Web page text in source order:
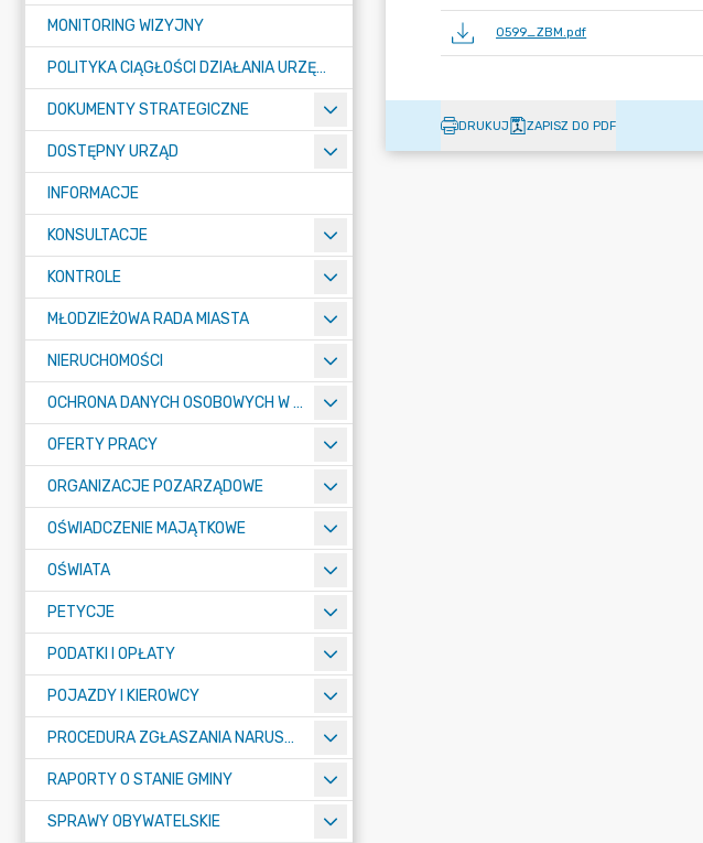
MONITORING WIZYJNY
POLITYKA CIĄGŁOŚCI DZIAŁANIA URZĘDU MIASTA ŻORY
DOKUMENTY STRATEGICZNE
DOSTĘPNY URZĄD
INFORMACJE
KONSULTACJE
KONTROLE
MŁODZIEŻOWA RADA MIASTA
NIERUCHOMOŚCI
OCHRONA DANYCH OSOBOWYCH W URZĘDZIE MIASTA ŻORY - RODO
OFERTY PRACY
ORGANIZACJE POZARZĄDOWE
OŚWIADCZENIE MAJĄTKOWE
OŚWIATA
PETYCJE
PODATKI I OPŁATY
POJAZDY I KIEROWCY
PROCEDURA ZGŁASZANIA NARUSZEŃ PRAWA
RAPORTY O STANIE GMINY
SPRAWY OBYWATELSKIE
0599_ZBM.pdf
DRUKUJ ZAPISZ DO PDF